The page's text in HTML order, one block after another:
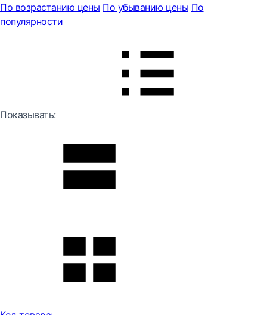
По возрастанию цены По убыванию цены По
популярности
Показывать: